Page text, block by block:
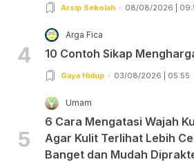
Arsip Sekolah 08/08/2026 |
4
Arga Fica
10 Contoh Sikap
Gaya Hidup 03/08/2026 | 05:55
5
Umam
6 Cara Mengatasi Wajah
Agar Kulit Terlihat Lebih
Banget dan Mudah